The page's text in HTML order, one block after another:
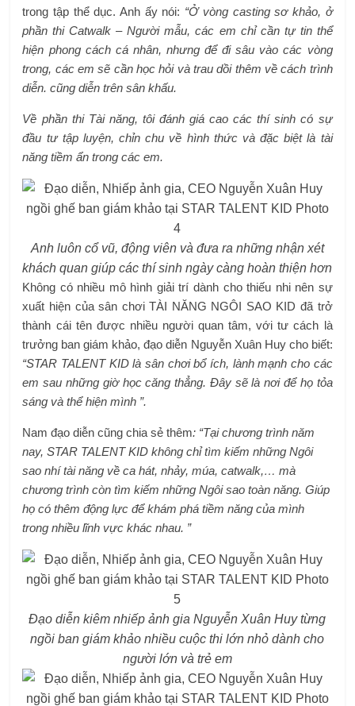
trong tập thể dục. Anh ấy nói: “Ở vòng casting sơ khảo, ở
phần thi Catwalk – Người mẫu, các em chỉ cần tự tin thể
hiện phong cách cá nhân, nhưng để đi sâu vào các vòng
trong, các em sẽ cần học hỏi và trau dồi thêm về cách trình
diễn. cũng diễn trên sân khấu.
Về phần thi Tài năng, tôi đánh giá cao các thí sinh có sự
đầu tư tập luyện, chỉn chu về hình thức và đặc biệt là tài
năng tiềm ẩn trong các em.
Anh luôn cổ vũ, động viên và đưa ra những nhận xét
khách quan giúp các thí sinh ngày càng hoàn thiện hơn
Không có nhiều mô hình giải trí dành cho thiếu nhi nên sự
xuất hiện của sân chơi TÀI NĂNG NGÔI SAO KID đã trở
thành cái tên được nhiều người quan tâm, với tư cách là
trưởng ban giám khảo, đạo diễn Nguyễn Xuân Huy cho biết:
“STAR TALENT KID là sân chơi bổ ích, lành mạnh cho các
em sau những giờ học căng thẳng. Đây sẽ là nơi để họ tỏa
sáng và thể hiện mình ”.
Nam đạo diễn cũng chia sẻ thêm: “Tại chương trình năm
nay, STAR TALENT KID không chỉ tìm kiếm những Ngôi
sao nhí tài năng về ca hát, nhảy, múa, catwalk,… mà
chương trình còn tìm kiếm những Ngôi sao toàn năng. Giúp
họ có thêm động lực để khám phá tiềm năng của mình
trong nhiều lĩnh vực khác nhau. ”
Đạo diễn kiêm nhiếp ảnh gia Nguyễn Xuân Huy từng
ngồi ban giám khảo nhiều cuộc thi lớn nhỏ dành cho
người lớn và trẻ em